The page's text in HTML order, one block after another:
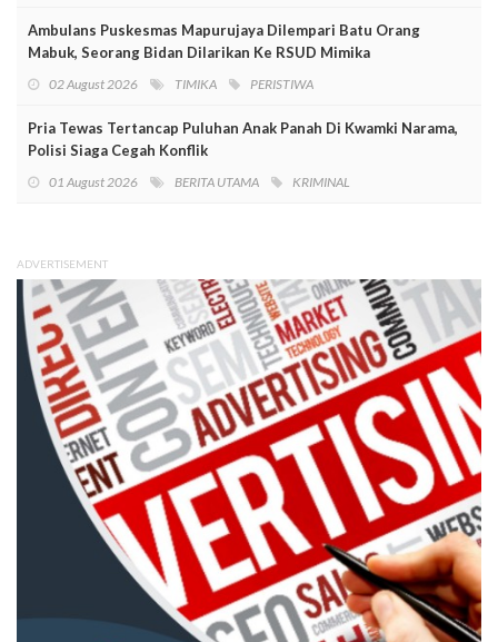
Ambulans Puskesmas Mapurujaya Dilempari Batu Orang
Mabuk, Seorang Bidan Dilarikan Ke RSUD Mimika
02 August 2026 TIMIKA PERISTIWA
Pria Tewas Tertancap Puluhan Anak Panah Di Kwamki Narama,
Polisi Siaga Cegah Konflik
01 August 2026 BERITA UTAMA KRIMINAL
ADVERTISEMENT